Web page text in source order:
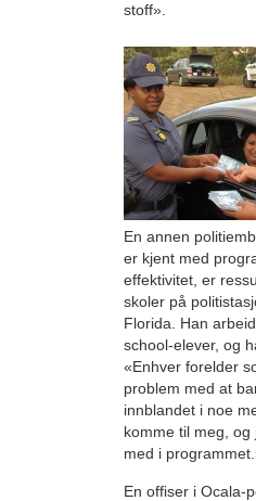
stoff».
En annen
er kjent med
effektivitet, er
skoler på
Florida. Han
school-elever, og
«Enhver forelder
problem med at
innblandet i noe
komme til meg, og
med i
En offiser i Ocala-